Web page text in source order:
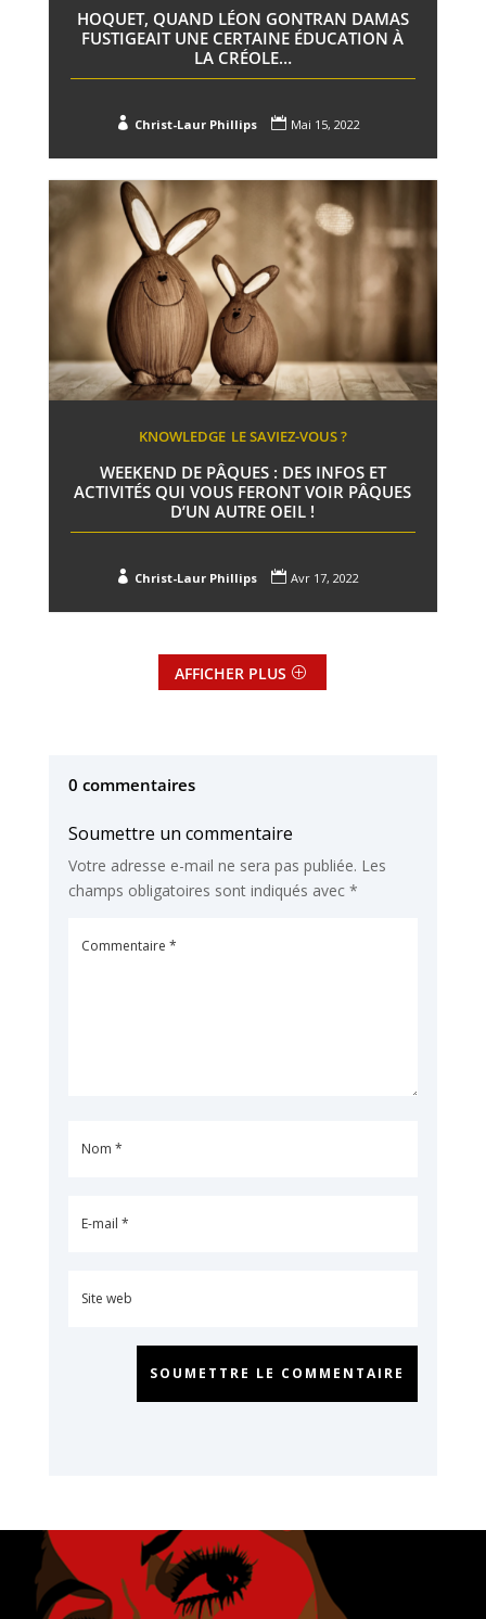
HOQUET, QUAND LÉON GONTRAN DAMAS
FUSTIGEAIT UNE CERTAINE ÉDUCATION À
LA CRÉOLE…
 Christ-Laur Phillips  Mai 15, 2022
KNOWLEDGE LE SAVIEZ-VOUS ?
WEEKEND DE PÂQUES : DES INFOS ET
ACTIVITÉS QUI VOUS FERONT VOIR PÂQUES
D’UN AUTRE OEIL !
 Christ-Laur Phillips  Avr 17, 2022
AFFICHER PLUS
0 commentaires
Soumettre un commentaire
Votre adresse e-mail ne sera pas publiée. Les
champs obligatoires sont indiqués avec *
SOUMETTRE LE COMMENTAIRE